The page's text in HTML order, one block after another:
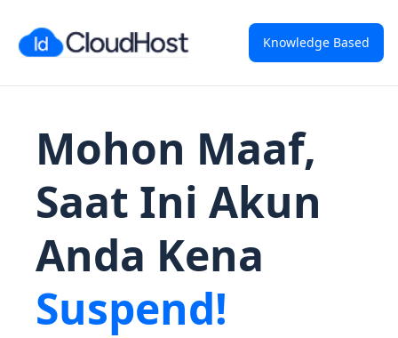
Knowledge Based
Mohon Maaf,
Saat Ini Akun
Anda Kena
Suspend!